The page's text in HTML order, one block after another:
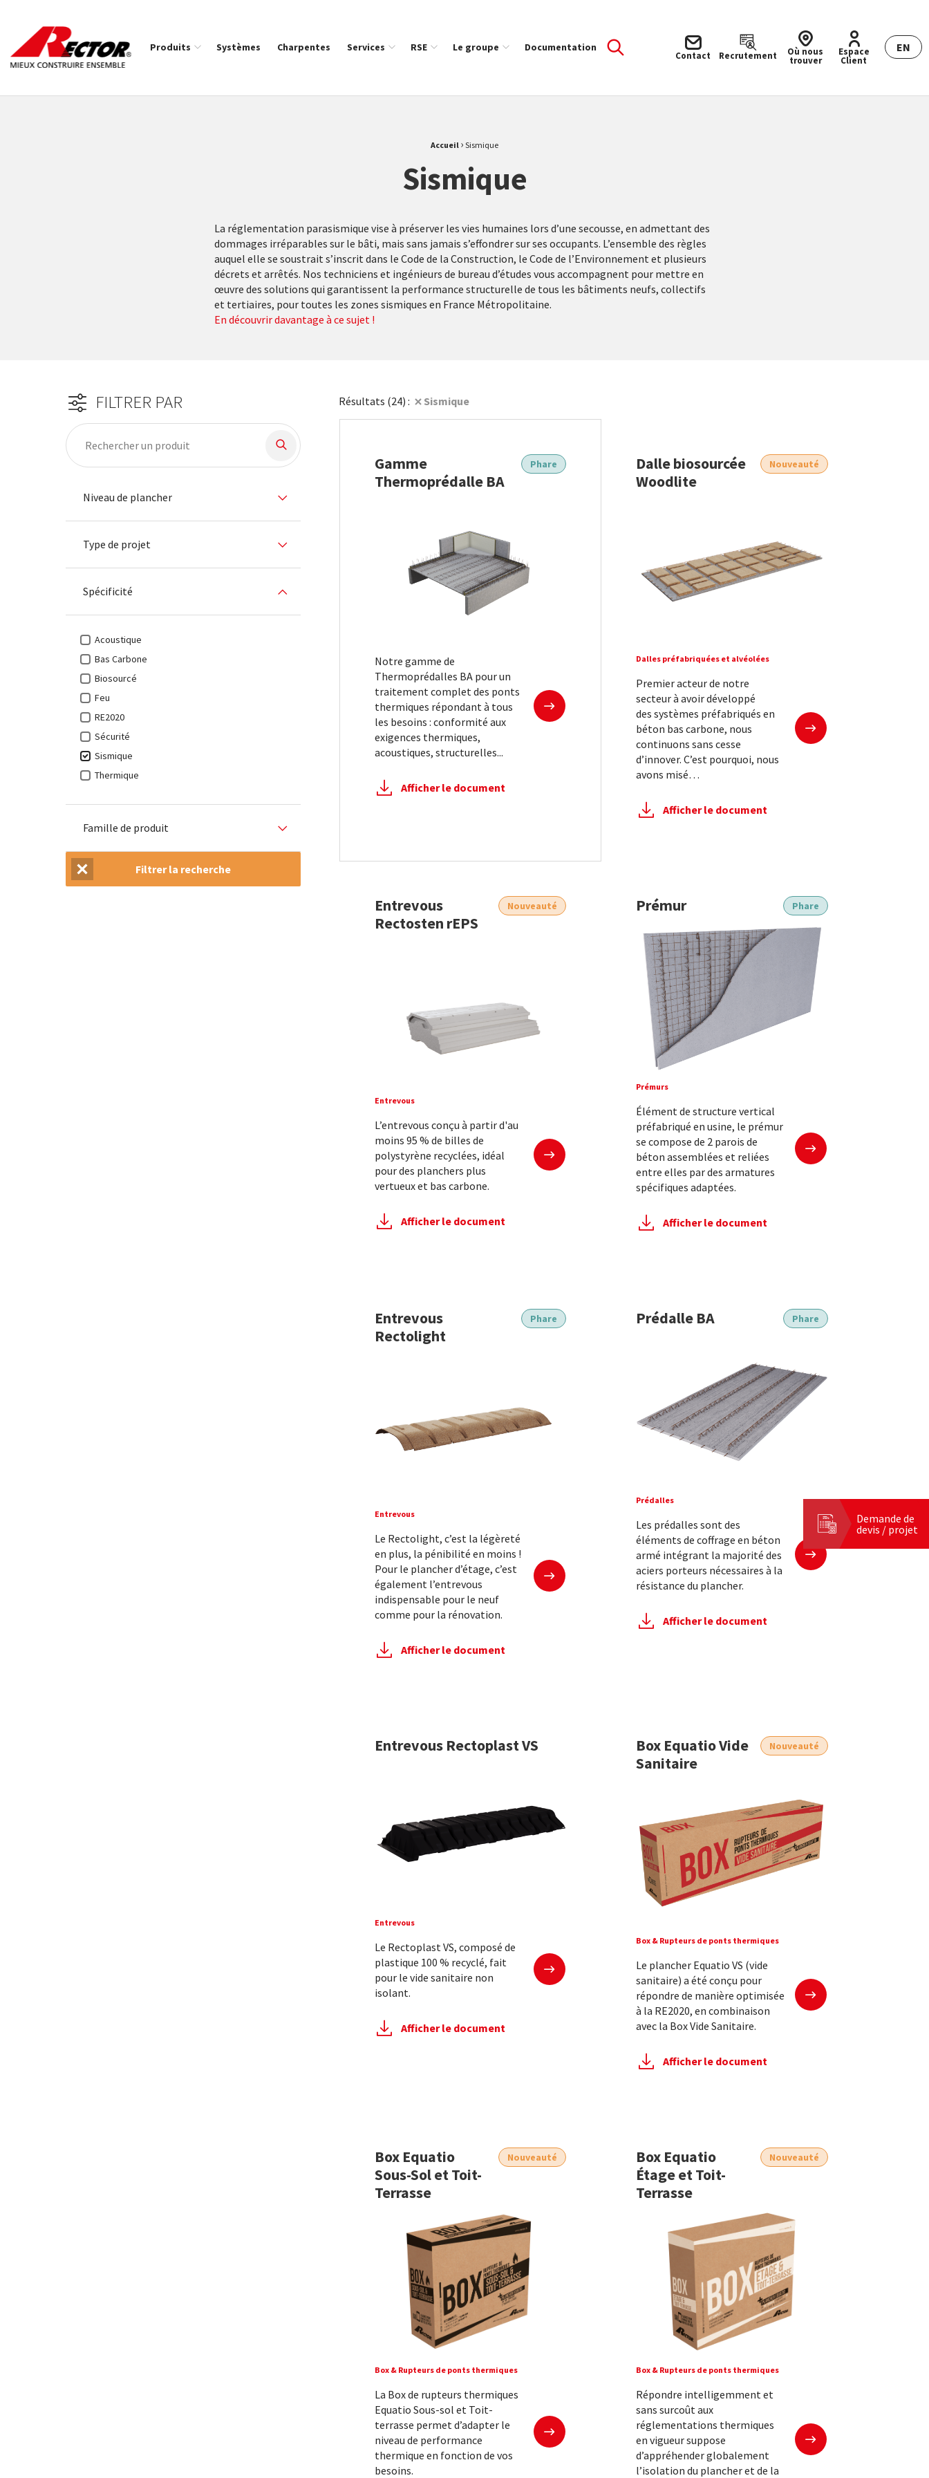
Rector Mieux construire ensemble
Produits Systèmes Charpentes Services RSE Le groupe Documentation
Contact Recrutement Où nous
trouver
Espace
Client
EN
Accueil › Sismique
Sismique
La réglementation parasismique vise à préserver les vies humaines lors d’une secousse, en admettant des
dommages irréparables sur le bâti, mais sans jamais s’effondrer sur ses occupants. L’ensemble des règles
auquel elle se soustrait s’inscrit dans le Code de la Construction, le Code de l’Environnement et plusieurs
décrets et arrêtés. Nos techniciens et ingénieurs de bureau d’études vous accompagnent pour mettre en
œuvre des solutions qui garantissent la performance structurelle de tous les bâtiments neufs, collectifs
et tertiaires, pour toutes les zones sismiques en France Métropolitaine.
En découvrir davantage à ce sujet !
FILTRER PAR
24 Produit trouvés
Filtrer la recherche
Niveau de plancher
Type de projet
Spécificité
Acoustique
Bas Carbone
Biosourcé
Feu
RE2020
Sécurité
Sismique
Thermique
Famille de produit
Réinitialiser la recherche
Filtrer la recherche
Résultats (24) : Sismique
Phare
Gamme
Thermoprédalle BA
Notre gamme de
Thermoprédalles BA pour un
traitement complet des ponts
thermiques répondant à tous
les besoins : conformité aux
exigences thermiques,
acoustiques, structurelles...
En savoir plus
Afficher le document
Nouveauté
Dalle biosourcée
Woodlite
Dalles préfabriquées et alvéolées
Premier acteur de notre
secteur à avoir développé
des systèmes préfabriqués en
béton bas carbone, nous
continuons sans cesse
d’innover. C’est pourquoi, nous
avons misé…
En savoir plus
Afficher le document
Nouveauté
Entrevous
Rectosten rEPS
Entrevous
L’entrevous conçu à partir d'au
moins 95 % de billes de
polystyrène recyclées, idéal
pour des planchers plus
vertueux et bas carbone.
En savoir plus
Afficher le document
Phare
Prémur
Prémurs
Élément de structure vertical
préfabriqué en usine, le prémur
se compose de 2 parois de
béton assemblées et reliées
entre elles par des armatures
spécifiques adaptées.
En savoir plus
Afficher le document
Phare
Entrevous
Rectolight
Entrevous
Le Rectolight, c’est la légèreté
en plus, la pénibilité en moins !
Pour le plancher d’étage, c’est
également l’entrevous
indispensable pour le neuf
comme pour la rénovation.
En savoir plus
Afficher le document
Phare
Prédalle BA
Prédalles
Les prédalles sont des
éléments de coffrage en béton
armé intégrant la majorité des
aciers porteurs nécessaires à la
résistance du plancher.
En savoir plus
Afficher le document
Entrevous Rectoplast VS
Entrevous
Le Rectoplast VS, composé de
plastique 100 % recyclé, fait
pour le vide sanitaire non
isolant.
En savoir plus
Afficher le document
Nouveauté
Box Equatio Vide
Sanitaire
Box & Rupteurs de ponts thermiques
Le plancher Equatio VS (vide
sanitaire) a été conçu pour
répondre de manière optimisée
à la RE2020, en combinaison
avec la Box Vide Sanitaire.
En savoir plus
Afficher le document
Nouveauté
Box Equatio
Sous-Sol et Toit-
Terrasse
Box & Rupteurs de ponts thermiques
La Box de rupteurs thermiques
Equatio Sous-sol et Toit-
terrasse permet d’adapter le
niveau de performance
thermique en fonction de vos
besoins.
En savoir plus
Nouveauté
Box Equatio
Étage et Toit-
Terrasse
Box & Rupteurs de ponts thermiques
Répondre intelligemment et
sans surcoût aux
réglementations thermiques
en vigueur suppose
d’appréhender globalement
l’isolation du plancher et de la
En savoir plus
Demande de
devis / projet